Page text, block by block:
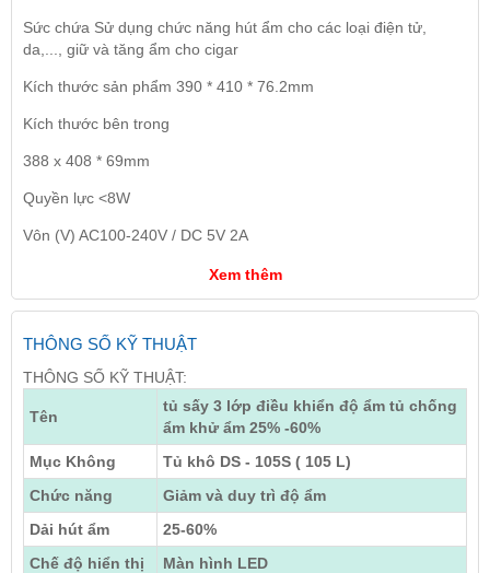
Sức chứa Sử dụng chức năng hút ẩm cho các loại điện tử,
da,..., giữ và tăng ẩm cho cigar
Kích thước sản phẩm 390 * 410 * 76.2mm
Kích thước bên trong
388 x 408 * 69mm
Quyền lực <8W
Vôn (V) AC100-240V / DC 5V 2A
Xem thêm
THÔNG SỐ KỸ THUẬT
THÔNG SỐ KỸ THUẬT:
Tên
tủ sấy 3 lớp điều khiển độ ẩm tủ chống
ẩm khử ẩm 25% -60%
Mục Không
Tủ khô DS - 105S ( 105 L)
Chức năng
Giảm và duy trì độ ẩm
Dải hút ẩm
25-60%
Chế độ hiển thị
Màn hình LED